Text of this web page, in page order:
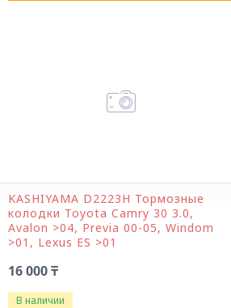
KASHIYAMA D2223H Тормозные
колодки Toyota Camry 30 3.0,
Avalon >04, Previa 00-05, Windom
>01, Lexus ES >01
16 000 ₸
В наличии